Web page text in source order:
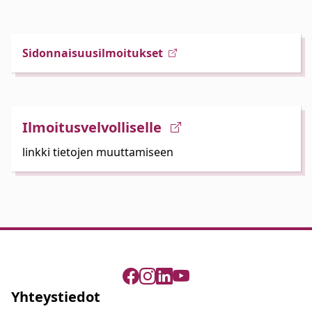
Sidonnaisuusilmoitukset
Ilmoitusvelvolliselle
linkki tietojen muuttamiseen
Yhteystiedot